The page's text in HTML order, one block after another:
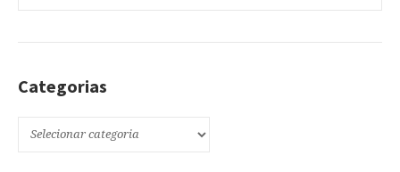
Categorias
Categorias